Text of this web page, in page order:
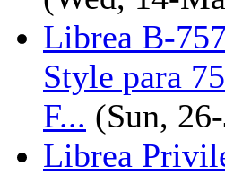
Librea B-
Style para
F... (Sun,
Librea